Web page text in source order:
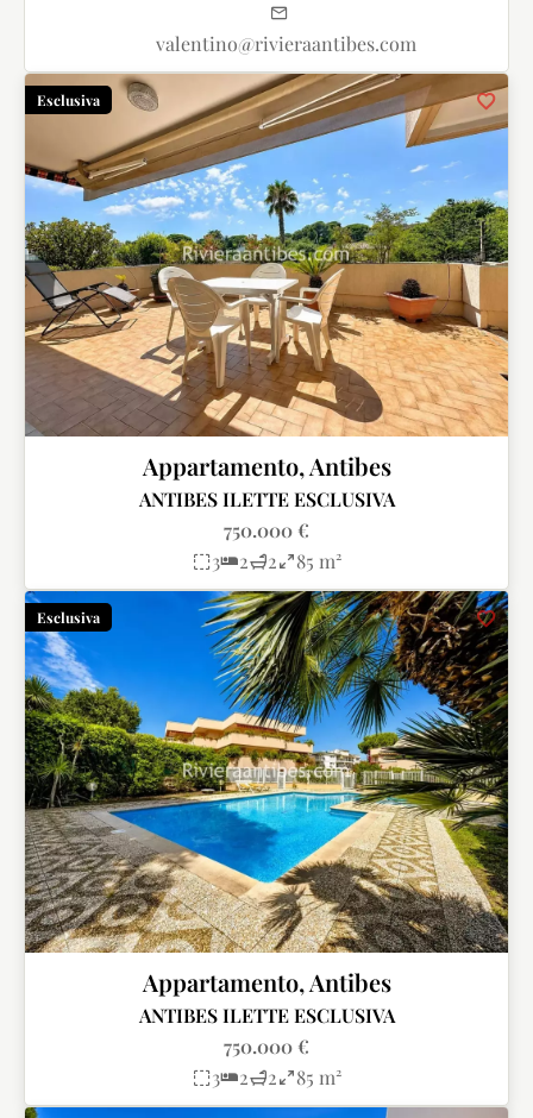
valentino@rivieraantibes.com
Esclusiva
Appartamento, Antibes
ANTIBES ILETTE ESCLUSIVA
750.000 €
3
2 2 85 m²
Esclusiva
Appartamento, Antibes
ANTIBES ILETTE ESCLUSIVA
750.000 €
3
2 2 85 m²